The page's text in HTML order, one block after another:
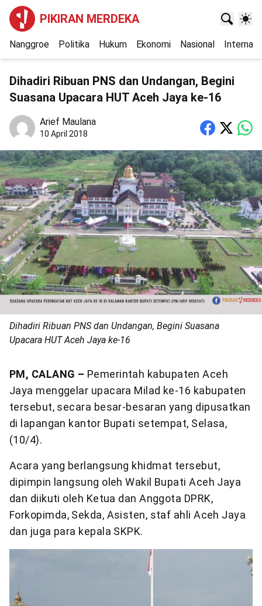
PIKIRAN MERDEKA
Nanggroe Politika Hukum Ekonomi Nasional
Dihadiri Ribuan PNS dan Undangan, Begini
Suasana Upacara HUT Aceh Jaya ke-16
Arief Maulana
10 April 2018
Dihadiri Ribuan PNS dan Undangan, Begini Suasana
Upacara HUT Aceh Jaya ke-16
PM, CALANG – Pemerintah kabupaten Aceh
Jaya menggelar upacara Milad ke-16 kabupaten
tersebut, secara besar-besaran yang dipusatkan
di lapangan kantor Bupati setempat, Selasa,
(10/4).
Acara yang berlangsung khidmat tersebut,
dipimpin langsung oleh Wakil Bupati Aceh Jaya
dan diikuti oleh Ketua dan Anggota DPRK,
Forkopimda, Sekda, Asisten, staf ahli Aceh Jaya
dan juga para kepala SKPK.